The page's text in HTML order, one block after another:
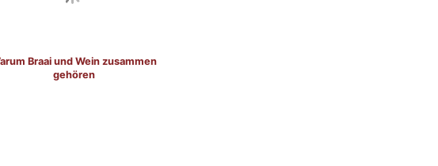
Braai und Wein zusammen
gehören